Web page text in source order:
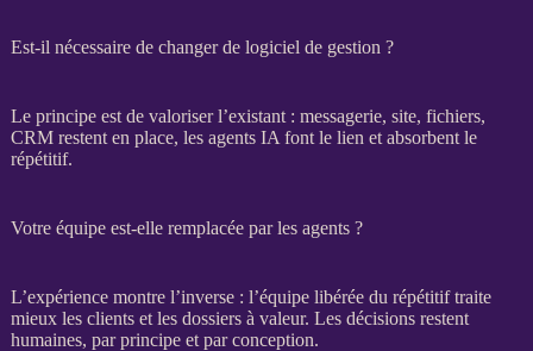
Est-il nécessaire de changer de logiciel de gestion ?
Le principe est de valoriser l’existant : messagerie, site, fichiers,
CRMrestent en place, les agents IA font le lien et absorbent le
répétitif.
Votre équipe est-elle remplacée par les agents ?
L’expérience montre l’inverse : l’équipe libérée du répétitif traite
mieux les clients et les dossiers à valeur. Les décisions restent
humaines, par principe et par conception.